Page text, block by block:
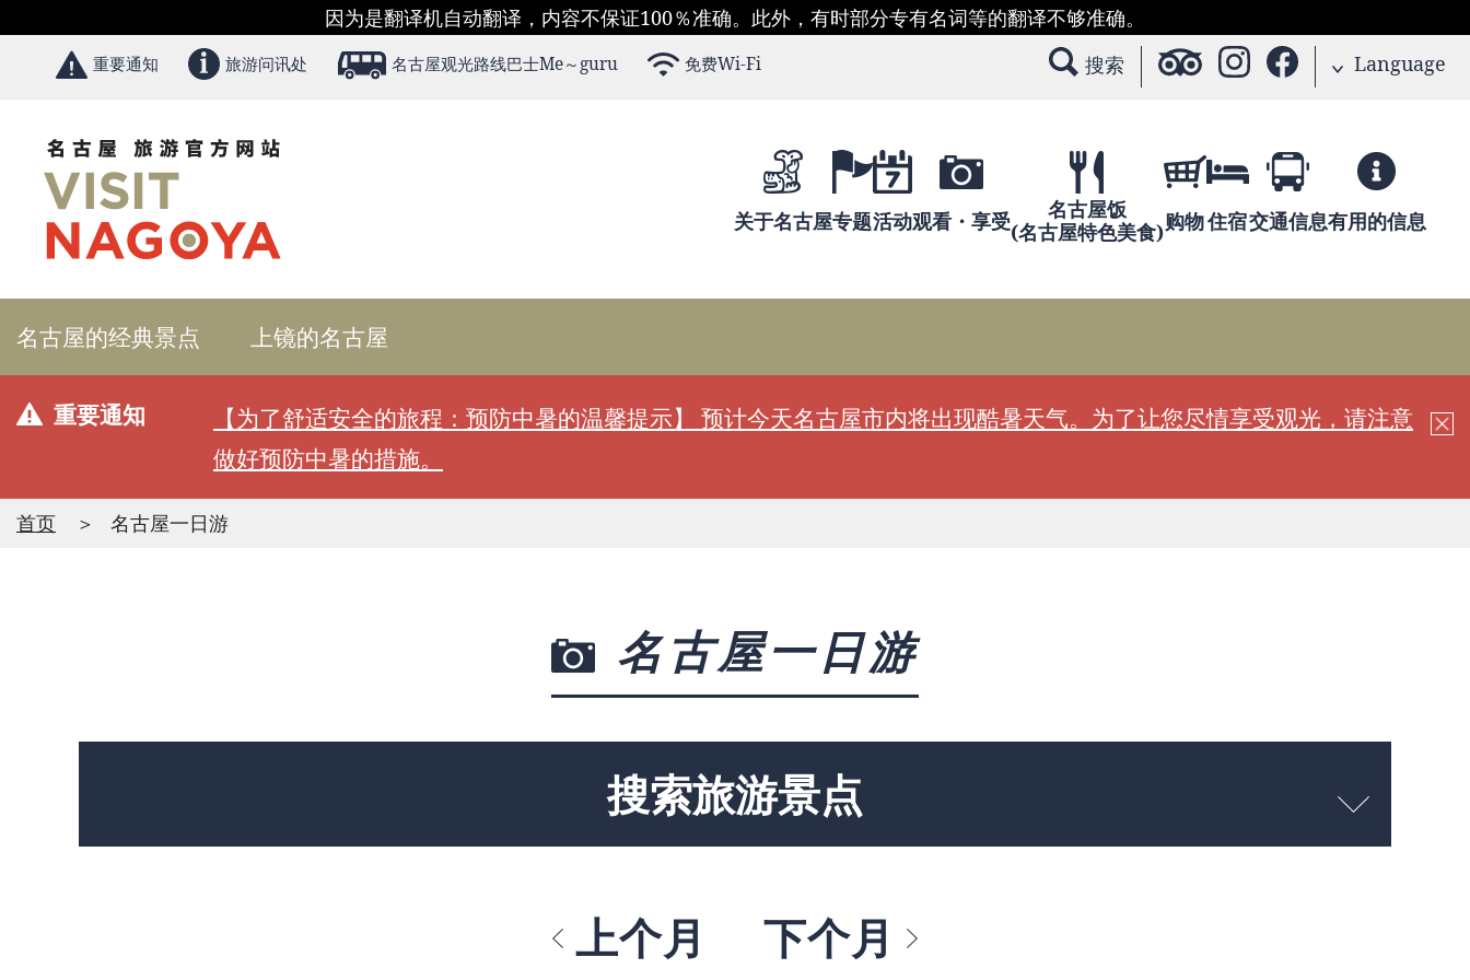
因为是翻译机自动翻译，内容不保证100％准确。此外，有时部分专有名词等的翻译不够准确。
重要通知 旅游问讯处 名古屋观光路线巴士Me～guru 免费Wi-Fi 搜索 Language
关于名古屋专题活动观看・享受
名古屋饭
(名古屋特色美食)购物住宿交通信息有用的信息
名古屋的经典景点 上镜的名古屋
重要通知
【为了舒适安全的旅程：预防中暑的温馨提示】 预计今天名古屋市内将出现酷暑天气。为了让您尽情享受观光，请注意
做好预防中暑的措施。
首页 名古屋一日游
名古屋一日游
搜索旅游景点
上个月 下个月